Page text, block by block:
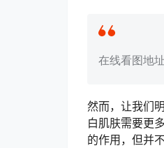
在线看图地址
然而，让我们
白肌肤需要更
的作用，但并